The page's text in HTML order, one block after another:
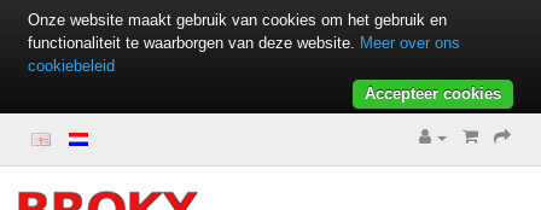
Onze website maakt gebruik van cookies om het gebruik en
functionaliteit te waarborgen van deze website. Meer over ons
cookiebeleid
Accepteer cookies